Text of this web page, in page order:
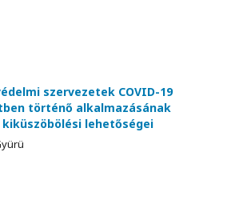
szervezetek COVID-19
történő alkalmazásának
lehetőségei